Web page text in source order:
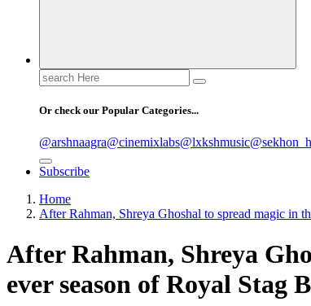
Search
for:
Or check our Popular Categories...
@arshnaagra@cinemixlabs@lxkshmusic
Subscribe
Home
After Rahman, Shreya Ghoshal to spread magic in
After Rahman, Shreya
ever season of Royal Stag